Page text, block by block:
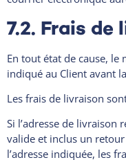
7.2. Frais de
En tout état de cause,
indiqué au Client avant
Les frais de livraison
Si l’adresse de livraison
valide et inclus un
l’adresse indiquée, les